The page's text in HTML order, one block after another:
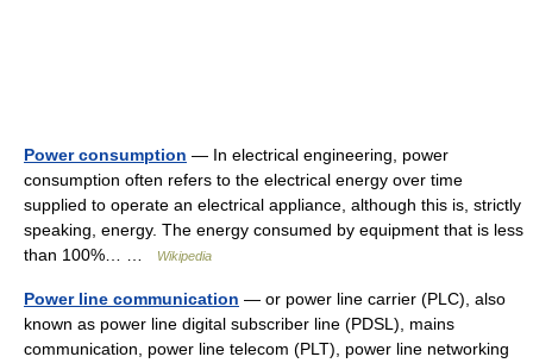
Power consumption — In electrical engineering, power
consumption often refers to the electrical energy over time
supplied to operate an electrical appliance, although this is, strictly
speaking, energy. The energy consumed by equipment that is less
than 100%… …
Wikipedia
Power line communication — or power line carrier (PLC), also
known as power line digital subscriber line (PDSL), mains
communication, power line telecom (PLT), power line networking